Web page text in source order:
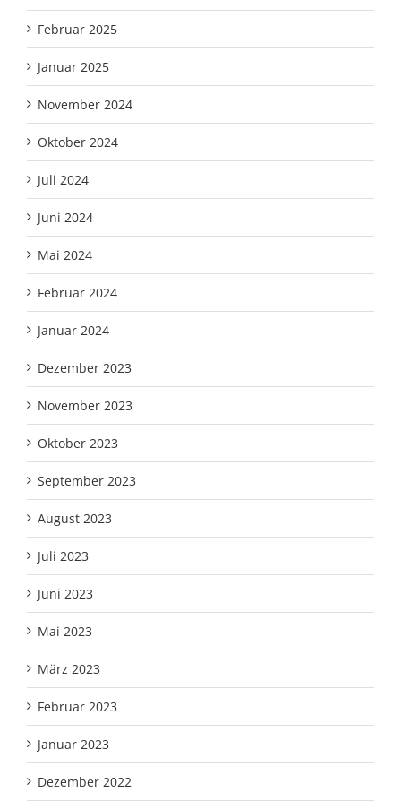
Februar 2025
Januar 2025
November 2024
Oktober 2024
Juli 2024
Juni 2024
Mai 2024
Februar 2024
Januar 2024
Dezember 2023
November 2023
Oktober 2023
September 2023
August 2023
Juli 2023
Juni 2023
Mai 2023
März 2023
Februar 2023
Januar 2023
Dezember 2022